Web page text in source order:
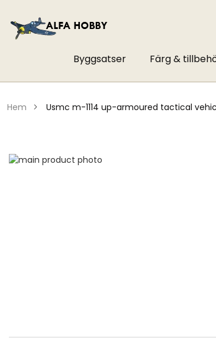
Byggsatser Färg &
hem usmc m-1114 up-armoured tactical
Hoppa